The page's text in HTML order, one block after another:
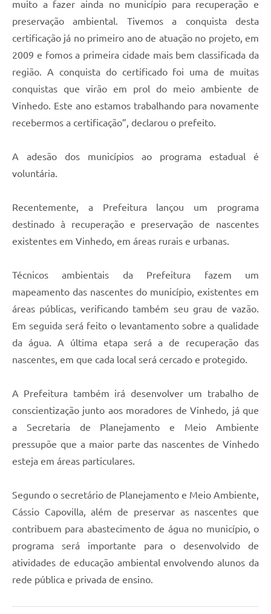
muito a fazer ainda no município para recuperação e
preservação ambiental. Tivemos a conquista desta
certificação já no primeiro ano de atuação no projeto, em
2009 e fomos a primeira cidade mais bem classificada da
região. A conquista do certificado foi uma de muitas
conquistas que virão em prol do meio ambiente de
Vinhedo. Este ano estamos trabalhando para novamente
recebermos a certificação”, declarou o prefeito.
A adesão dos municípios ao programa estadual é
voluntária.
Recentemente, a Prefeitura lançou um programa
destinado à recuperação e preservação de nascentes
existentes em Vinhedo, em áreas rurais e urbanas.
Técnicos ambientais da Prefeitura fazem um
mapeamento das nascentes do município, existentes em
áreas públicas, verificando também seu grau de vazão.
Em seguida será feito o levantamento sobre a qualidade
da água. A última etapa será a de recuperação das
nascentes, em que cada local será cercado e protegido.
A Prefeitura também irá desenvolver um trabalho de
conscientização junto aos moradores de Vinhedo, já que
a Secretaria de Planejamento e Meio Ambiente
pressupõe que a maior parte das nascentes de Vinhedo
esteja em áreas particulares.
Segundo o secretário de Planejamento e Meio Ambiente,
Cássio Capovilla, além de preservar as nascentes que
contribuem para abastecimento de água no município, o
programa será importante para o desenvolvido de
atividades de educação ambiental envolvendo alunos da
rede pública e privada de ensino.